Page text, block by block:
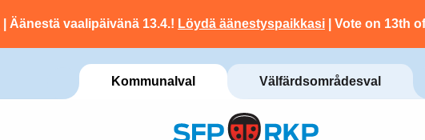
| Äänestä vaalipäivänä 13.4.! Löydä äänestyspaikkasi | Vote on 13th
Kommunalval Välfärdsområdesval